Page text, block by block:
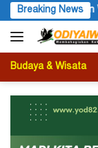
Langsung
ke
konten
Breaking News
Pegunungan
Budaya & Wisata